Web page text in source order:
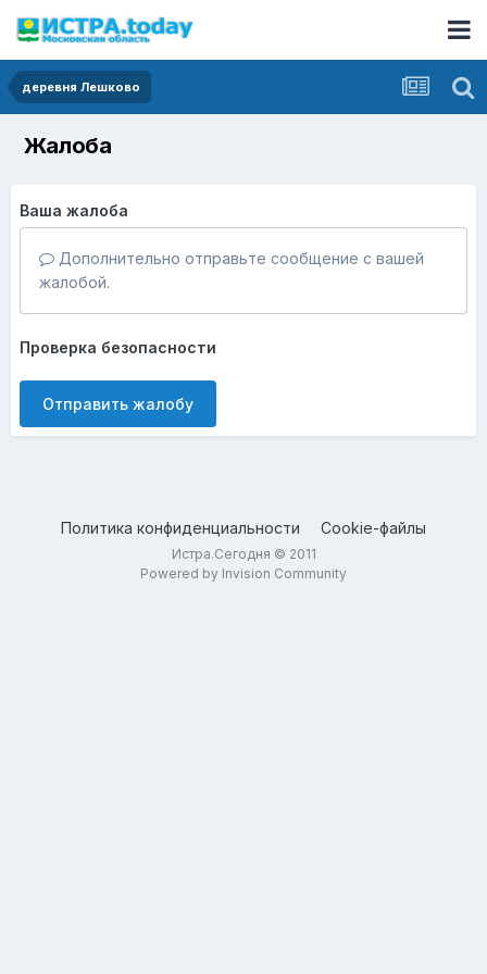
деревня Лешково
Жалоба
Ваша жалоба
Дополнительно отправьте сообщение с вашей
жалобой.
Проверка безопасности
Отправить жалобу
Политика конфиденциальности Cookie-файлы
Истра.Сегодня © 2011
Powered by Invision Community